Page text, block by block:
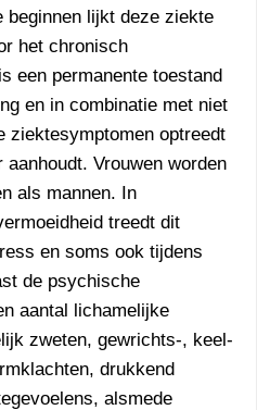
lijkt deze ziekte
het chronisch
een permanente toestand
en in combinatie met niet
ziektesymptomen optreedt
Vrouwen worden
als mannen. In
treedt dit
en soms ook tijdens
de psychische
aantal lichamelijke
zweten, gewrichts-, keel-
drukkend
alsmede